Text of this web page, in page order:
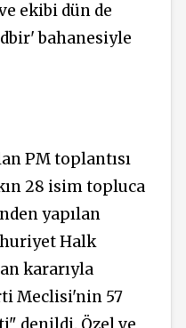
ekibi dün de
bahanesiyle
PM toplantısı
28 isim topluca
yapılan
Halk
kararıyla
Meclisi'nin 57